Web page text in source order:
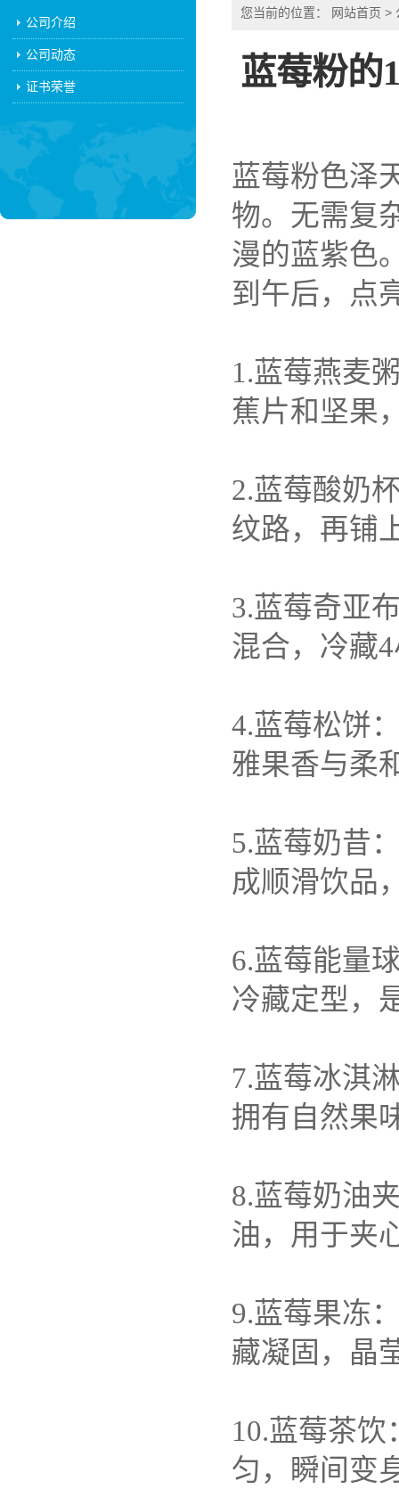
公司介绍
公司动态
证书荣誉
您当前的位置： 网站首页 >
蓝莓粉的
蓝莓粉色泽
物。无需复
漫的蓝紫色
到午后，点
1.蓝莓燕麦
蕉片和坚果
2.蓝莓酸奶
纹路，再铺
3.蓝莓奇亚
混合，冷藏4
4.蓝莓松饼
雅果香与柔
5.蓝莓奶昔
成顺滑饮品
6.蓝莓能量
冷藏定型，
7.蓝莓冰淇
拥有自然果
8.蓝莓奶油
油，用于夹
9.蓝莓果冻
藏凝固，晶
10.蓝莓茶饮
匀，瞬间变